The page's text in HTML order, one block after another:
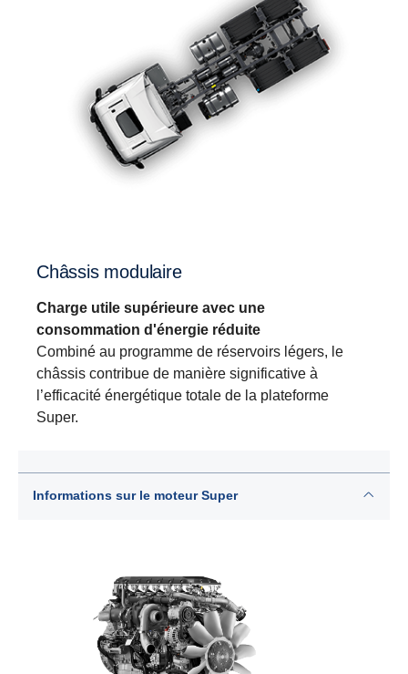
Châssis modulaire
Charge utile supérieure avec une
consommation d'énergie réduite
Combiné au programme de réservoirs légers, le
châssis contribue de manière significative à
l’efficacité énergétique totale de la plateforme
Super.
Informations sur le moteur Super